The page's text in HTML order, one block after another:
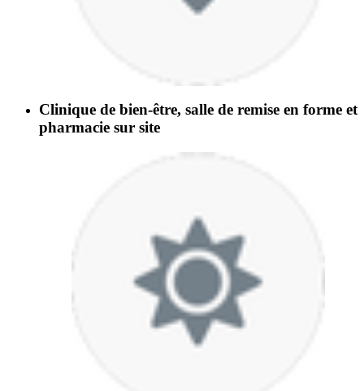
Clinique de bien-être, salle de remise en forme et
pharmacie sur site